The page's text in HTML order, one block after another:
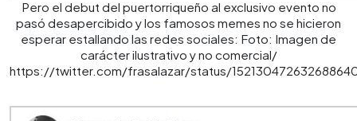
Pero el debut del puertorriqueño al exclusivo evento no
pasó desapercibido y los famosos memes no se hicieron
esperar estallando las redes sociales: Foto: Imagen de
carácter ilustrativo y no comercial/
https://twitter.com/frasalazar/status/